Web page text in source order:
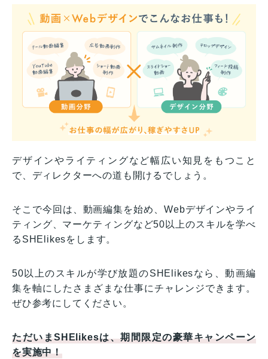
デザインやライティングなど幅広い知見をもつこと
で、ディレクターへの道も開けるでしょう。
そこで今回は、動画編集を始め、Webデザインやライ
ティング、マーケティングなど50以上のスキルを学べ
るSHElikesをします。
50以上のスキルが学び放題のSHElikesなら、動画編
集を軸にしたさまざまな仕事にチャレンジできます。
ぜひ参考にしてください。
ただいまSHElikesは、期間限定の豪華キャンペーン
を実施中！